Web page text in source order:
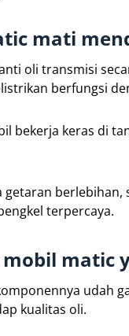
mati
oli transmisi
berfungsi
bekerja keras di
terpercaya.
matic
udah
kualitas oli.